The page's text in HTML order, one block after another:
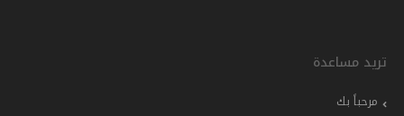
تريد مساعدة
مرحباً بك